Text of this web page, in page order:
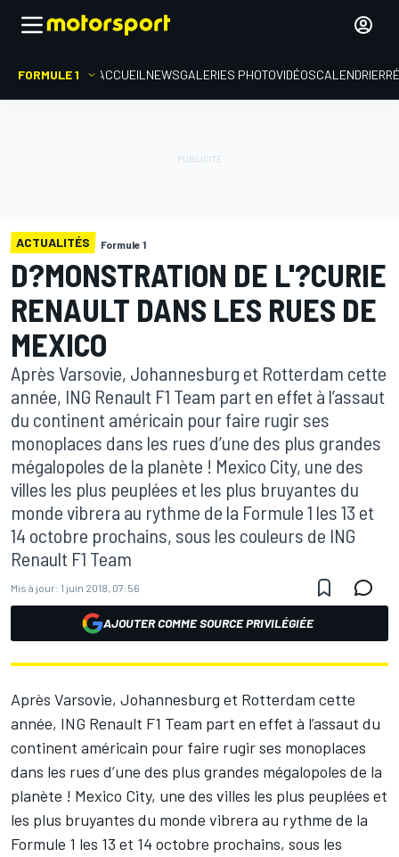
FORMULE 1 ACCUEIL NEWSGALERIES PHOTOVIDÉOSCALENDRIER
ACTUALITÉS Formule 1
D?MONSTRATION DE L'?CURIE
RENAULT DANS LES RUES DE
MEXICO
Après Varsovie, Johannesburg et Rotterdam cette
année, ING Renault F1 Team part en effet à l’assaut
du continent américain pour faire rugir ses
monoplaces dans les rues d’une des plus grandes
mégalopoles de la planète ! Mexico City, une des
villes les plus peuplées et les plus bruyantes du
monde vibrera au rythme de la Formule 1 les 13 et
14 octobre prochains, sous les couleurs de ING
Renault F1 Team
Mis à jour: 1 juin 2018, 07:56
AJOUTER COMME SOURCE PRIVILÉGIÉE
Après Varsovie, Johannesburg et Rotterdam cette
année, ING Renault F1 Team part en effet à l’assaut du
continent américain pour faire rugir ses monoplaces
dans les rues d’une des plus grandes mégalopoles de la
planète ! Mexico City, une des villes les plus peuplées et
les plus bruyantes du monde vibrera au rythme de la
Formule 1 les 13 et 14 octobre prochains, sous les